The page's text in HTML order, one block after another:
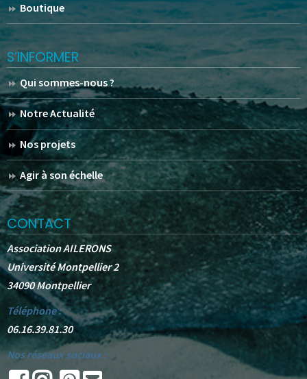
Boutique
S’INFORMER
Qui sommes-nous ?
Notre Actualité
Nos projets
Agir à son échelle
CONTACT
Association AILERONS
Université Montpellier 2
34090 Montpellier
Téléphone :
06.16.39.81.30
Nos réseaux sociaux :